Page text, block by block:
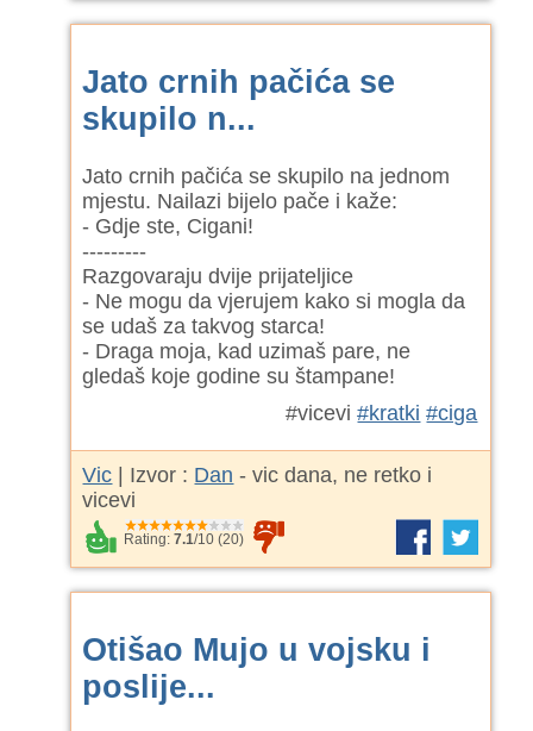
Jato crnih pačića se
skupilo n...
Jato crnih pačića se skupilo na jednom
mjestu. Nailazi bijelo pače i kaže:
- Gdje ste, Cigani!
---------
Razgovaraju dvije prijateljice
- Ne mogu da vjerujem kako si mogla da
se udaš za takvog starca!
- Draga moja, kad uzimaš pare, ne
gledaš koje godine su štampane!
#vicevi#kratki #ciga
Vic | Izvor : Dan - vic dana, ne retko i
vicevi
Rating:7.1/10 (20)
Otišao Mujo u vojsku i
poslije...